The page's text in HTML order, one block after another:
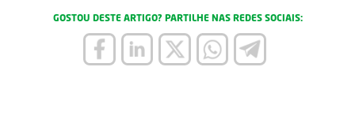
GOSTOU DESTE ARTIGO? PARTILHE NAS REDES SOCIAIS: